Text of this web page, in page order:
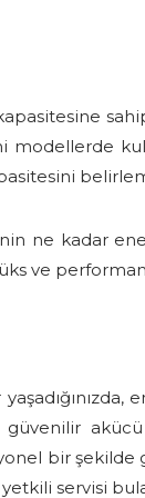
ne kadar
ve
bir şekilde
yetkili servisi